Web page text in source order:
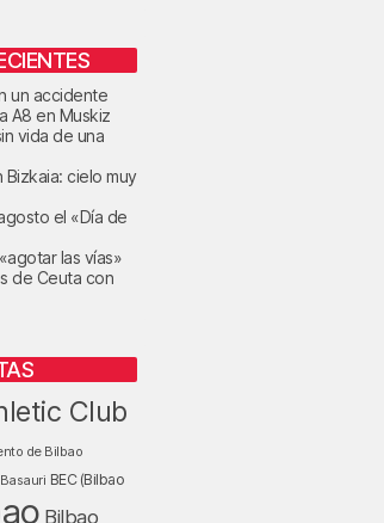
un accidente
A8 en Muskiz
vida de una
cielo muy
el «Día de
las vías»
de Ceuta con
Club
de Bilbao
Basauri BEC (Bilbao
Bilbao